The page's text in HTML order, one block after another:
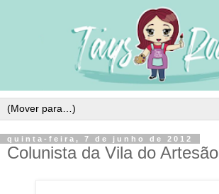
quinta-feira, 7 de junho de 2012
Colunista da Vila do Artesão